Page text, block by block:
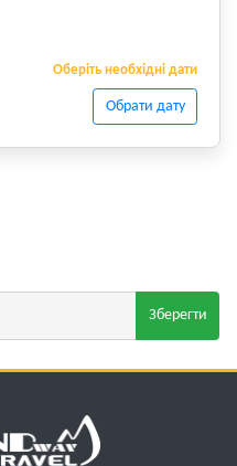
Оберіть необхідні дати
Обрати дату
Зберегти